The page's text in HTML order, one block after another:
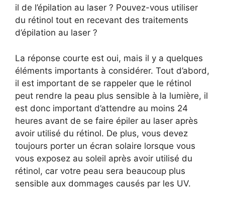
il de l’épilation au laser ? Pouvez-vous utiliser
du rétinol tout en recevant des traitements
d’épilation au laser ?
La réponse courte est oui, mais il y a quelques
éléments importants à considérer. Tout d’abord,
il est important de se rappeler que le rétinol
peut rendre la peau plus sensible à la lumière, il
est donc important d’attendre au moins 24
heures avant de se faire épiler au laser après
avoir utilisé du rétinol. De plus, vous devez
toujours porter un écran solaire lorsque vous
vous exposez au soleil après avoir utilisé du
rétinol, car votre peau sera beaucoup plus
sensible aux dommages causés par les UV.